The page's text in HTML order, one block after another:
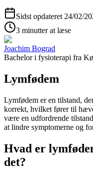
Sidst opdateret 24/02/
3 minutter at læse
Joachim Bograd
Bachelor i fysioterapi fra
Lymfødem
Lymfødem er en tilstand,
korrekt, hvilket fører til
være en udfordrende
at lindre symptomerne og
Hvad er
det?